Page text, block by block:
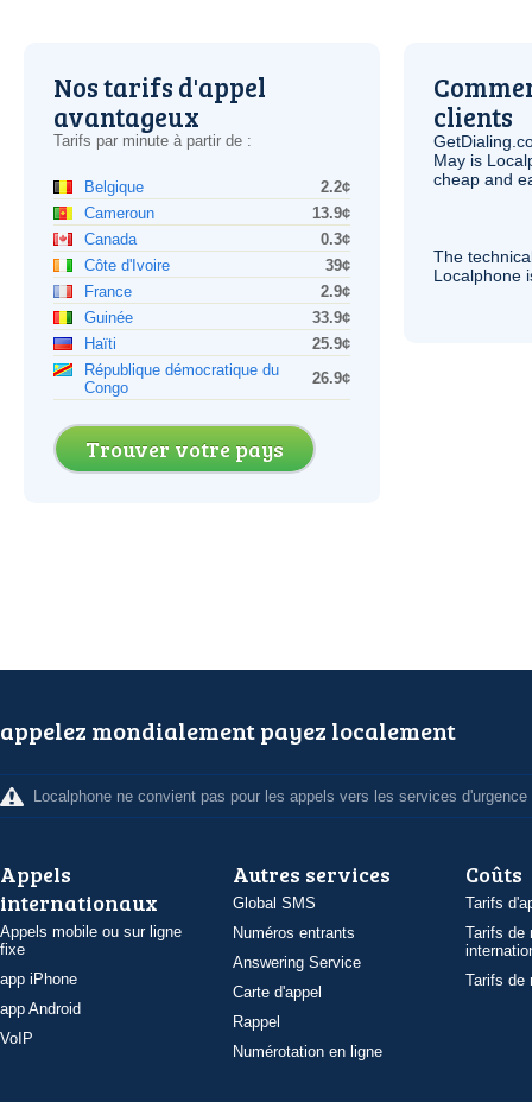
Nos tarifs d'appel
avantageux
Tarifs par minute à partir de :
Belgique
2.2¢
Cameroun
13.9¢
Canada
0.3¢
Côte d'Ivoire
39¢
France
2.9¢
Guinée
33.9¢
Haïti
25.9¢
République démocratique du
Congo
26.9¢
Trouver votre pays
clients
May is
cheap and
The
Localphone
appelez mondialement payez localement
Localphone ne convient pas pour les appels vers les services d'urgence
Appels
internationaux
Appels mobile ou sur ligne
fixe
app iPhone
app Android
VoIP
Autres services
Global SMS
Numéros entrants
Answering Service
Carte d'appel
Rappel
Numérotation en ligne
Coûts
Tarifs
Tarifs de
Tarifs de